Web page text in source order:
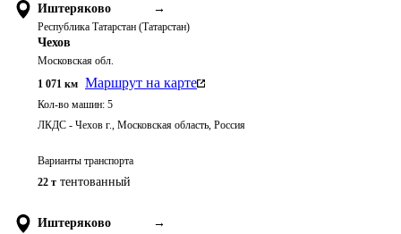
Иштеряково →
Республика Татарстан (Татарстан)
Чехов
Московская обл.
1 071 км Маршрут на карте
Кол-во машин: 5
ЛКДС - Чехов г., Московская область, Россия
Варианты транспорта
22 т тентованный
Иштеряково →